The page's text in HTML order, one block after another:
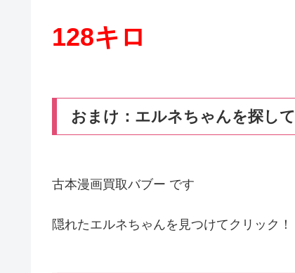
128キロ
おまけ：エルネちゃんを探して
古本漫画買取バブー です
隠れたエルネちゃんを見つけてクリック！